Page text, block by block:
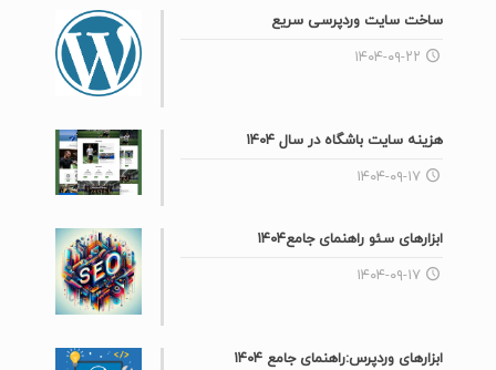
ساخت سایت وردپرسی سریع
۱۴۰۴-۰۹-۲۲
هزینه سایت باشگاه در سال ۱۴۰۴
۱۴۰۴-۰۹-۱۷
ابزارهای سئو راهنمای جامع۱۴۰۴
۱۴۰۴-۰۹-۱۷
ابزارهای وردپرس:راهنمای جامع ۱۴۰۴